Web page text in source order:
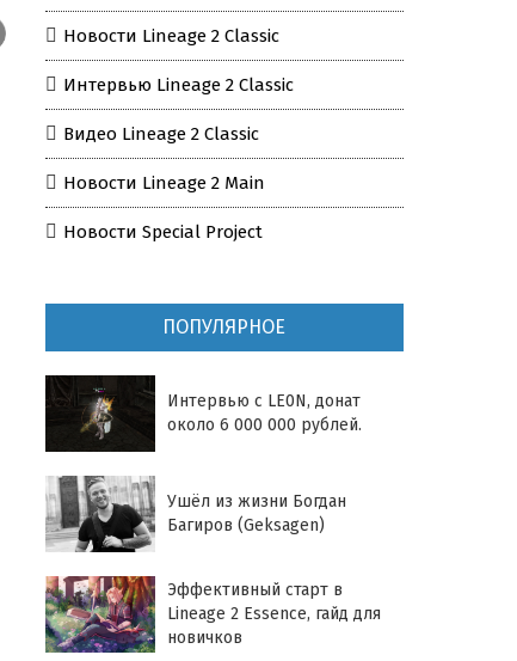
Новости Lineage 2 Classic
Интервью Lineage 2 Classic
Видео Lineage 2 Classic
Новости Lineage 2 Main
Новости Special Project
ПОПУЛЯРНОЕ
Интервью с LE0N, донат
около 6 000 000 рублей.
Ушёл из жизни Богдан
Багиров (Geksagen)
Эффективный старт в
Lineage 2 Essence, гайд для
новичков